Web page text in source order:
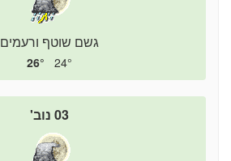
גשם שוטף ורעמים
24°
26°
03 נוב'